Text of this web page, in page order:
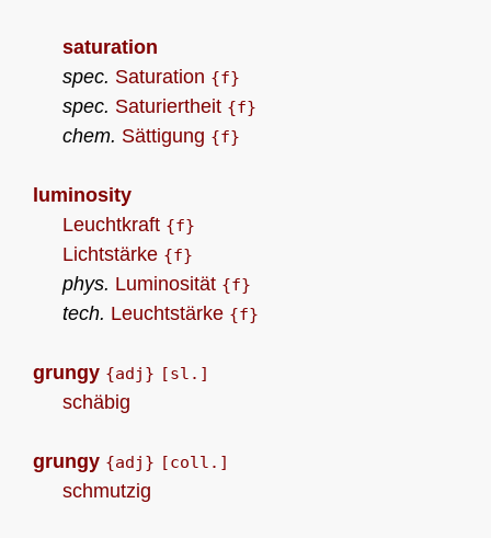
saturation
spec. Saturation {f}
spec. Saturiertheit {f}
chem. Sättigung {f}
luminosity
Leuchtkraft {f}
Lichtstärke {f}
phys. Luminosität {f}
tech. Leuchtstärke {f}
grungy {adj} [sl.]
schäbig
grungy {adj} [coll.]
schmutzig